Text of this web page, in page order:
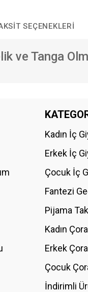
SEÇENEKLERI
ve Tanga
Bu ürüne ilk
Kadın İç
Erkek İç
Çocuk İç
Fantezi
Pijama
Kadın
Erkek
Çocuk
İndirimli